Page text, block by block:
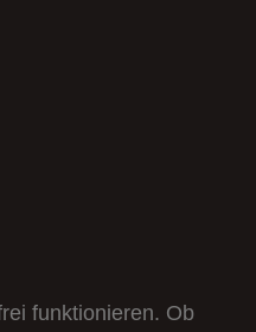
funktionieren. Ob